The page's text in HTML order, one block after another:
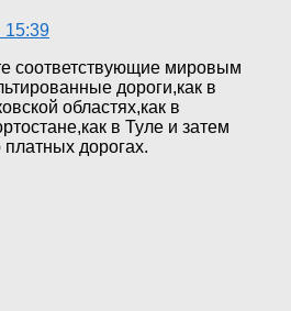
15:39
соответствующие мировым
дороги,как в
областях,как в
в Туле и затем
дорогах.